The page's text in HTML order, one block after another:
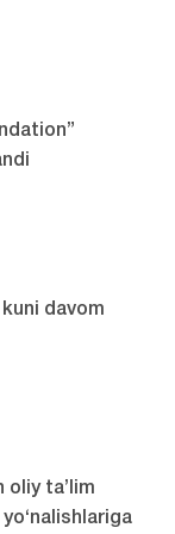
davom
oliy ta’lim